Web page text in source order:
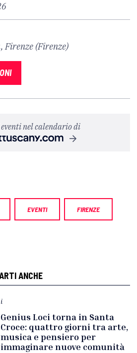
Firenze (Firenze)
nel calendario di
EVENTI FIRENZE
ANCHE
Genius Loci torna in Santa
Croce: quattro giorni tra arte,
musica e pensiero per
immaginare nuove comunità